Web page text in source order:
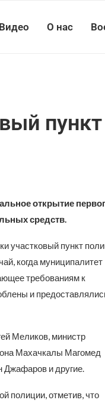
Видео О нас
пункт
открытие
средств.
участковый пункт
когда муниципалитет
требованиям к
и
Меликов, министр
Махачкалы Магомед
Джафаров и другие.
полиции, отметив, что